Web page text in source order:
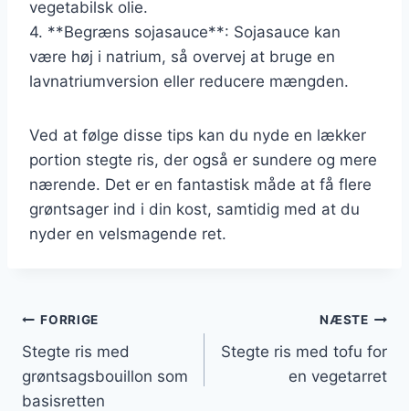
vegetabilsk olie.
4. **Begræns sojasauce**: Sojasauce kan
være høj i natrium, så overvej at bruge en
lavnatriumversion eller reducere mængden.
Ved at følge disse tips kan du nyde en lækker
portion stegte ris, der også er sundere og mere
nærende. Det er en fantastisk måde at få flere
grøntsager ind i din kost, samtidig med at du
nyder en velsmagende ret.
Indlægsnavigation
FORRIGE
Stegte ris med
grøntsagsbouillon som
basisretten
NÆSTE
Stegte ris med tofu for
en vegetarret